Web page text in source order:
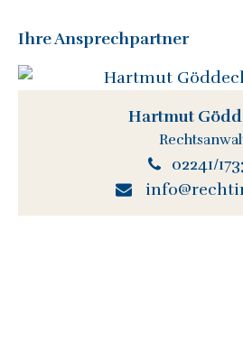
Ihre Ansprechpartner
Hartmut
02241/